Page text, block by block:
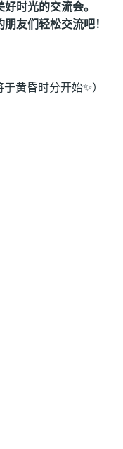
好时光的交流会。
朋友们轻松交流吧！
黄昏时分开始✨）